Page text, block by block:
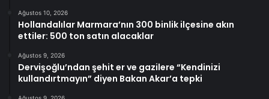
Ağustos 10, 2026
Hollandalılar Marmara’nın 300 binlik ilçesine akın
ettiler: 500 ton satın alacaklar
Ağustos 9, 2026
Dervişoğlu’ndan şehit er ve gazilere “Kendinizi
kullandırtmayın” diyen Bakan Akar’a tepki